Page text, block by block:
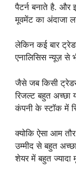
पैटर्न बनाते है. और
मूवमेंट का अंदाजा
लेकिन कई बार
एनालिसिस न्यूज़ से
जैसे जब किसी
रिजल्ट बहुत अच्छा
कंपनी के स्टॉक में
क्योकि ऐसा आम तौर
उम्मीद से बहुत
शेयर में बहुत ज्यादा